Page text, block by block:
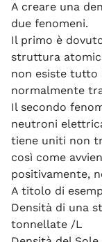
A creare una
due fenomeni.
Il primo è
struttura
non esiste tutto
normalmente
Il secondo
neutroni
tiene uniti non
così come
positivamente,
A titolo di
Densità di una
tonnellate /L